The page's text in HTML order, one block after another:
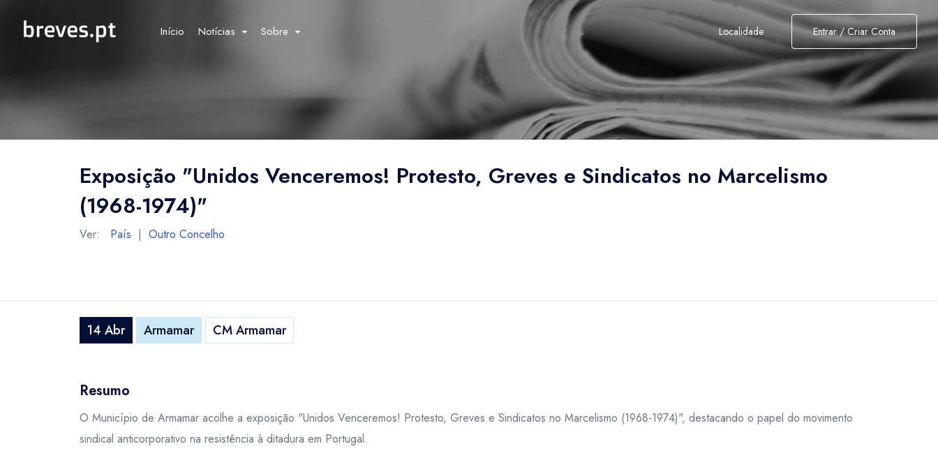
Início Notícias Sobre Localidade Entrar / Criar Conta
Exposição "Unidos Venceremos! Protesto, Greves e Sindicatos no Marcelismo
(1968-1974)"
Ver: País | Outro Concelho
14 Abr Armamar CM Armamar
Resumo
O Município de Armamar acolhe a exposição "Unidos Venceremos! Protesto, Greves e Sindicatos no Marcelismo (1968-1974)", destacando o papel do movimento
sindical anticorporativo na resistência à ditadura em Portugal.